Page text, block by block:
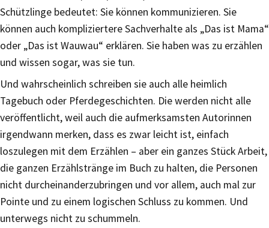
Schützlinge bedeutet: Sie können kommunizieren. Sie
können auch kompliziertere Sachverhalte als „Das ist Mama“
oder „Das ist Wauwau“ erklären. Sie haben was zu erzählen
und wissen sogar, was sie tun.
Und wahrscheinlich schreiben sie auch alle heimlich
Tagebuch oder Pferdegeschichten. Die werden nicht alle
veröffentlicht, weil auch die aufmerksamsten Autorinnen
irgendwann merken, dass es zwar leicht ist, einfach
loszulegen mit dem Erzählen – aber ein ganzes Stück Arbeit,
die ganzen Erzählstränge im Buch zu halten, die Personen
nicht durcheinanderzubringen und vor allem, auch mal zur
Pointe und zu einem logischen Schluss zu kommen. Und
unterwegs nicht zu schummeln.